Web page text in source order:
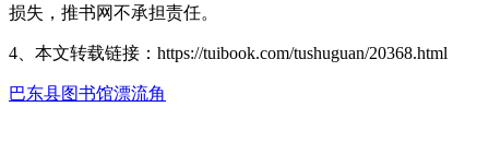
损失，推书网不承担责任。
4、本文转载链接：https://tuibook.com/tushuguan/20368.html
巴东县图书馆漂流角